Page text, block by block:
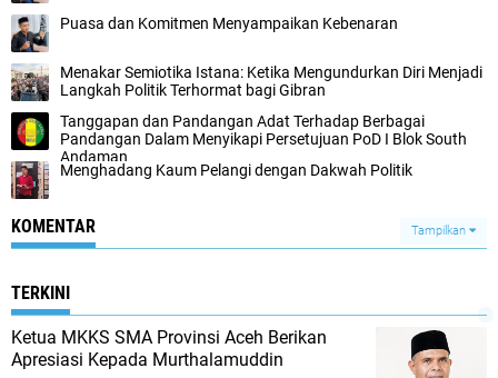
Puasa dan Komitmen Menyampaikan Kebenaran
Menakar Semiotika Istana: Ketika Mengundurkan Diri Menjadi
Langkah Politik Terhormat bagi Gibran
Tanggapan dan Pandangan Adat Terhadap Berbagai
Pandangan Dalam Menyikapi Persetujuan PoD I Blok South
Andaman
Menghadang Kaum Pelangi dengan Dakwah Politik
KOMENTAR Tampilkan
TERKINI
Ketua MKKS SMA Provinsi Aceh Berikan
Apresiasi Kepada Murthalamuddin